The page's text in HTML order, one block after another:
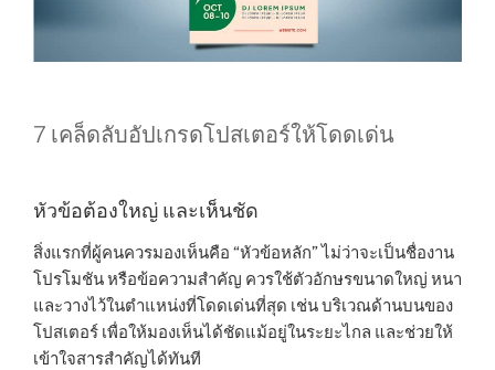
7 เคล็ดลับอัปเกรดโปสเตอร์ให้โดดเด่น
หัวข้อต้องใหญ่ และเห็นชัด
สิ่งแรกที่ผู้คนควรมองเห็นคือ “หัวข้อหลัก” ไม่ว่าจะเป็นชื่องาน
โปรโมชัน หรือข้อความสำคัญ ควรใช้ตัวอักษรขนาดใหญ่ หนา
และวางไว้ในตำแหน่งที่โดดเด่นที่สุด เช่น บริเวณด้านบนของ
โปสเตอร์ เพื่อให้มองเห็นได้ชัดแม้อยู่ในระยะไกล และช่วยให้
เข้าใจสารสำคัญได้ทันที